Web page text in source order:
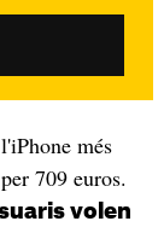
més
709 euros.
volen